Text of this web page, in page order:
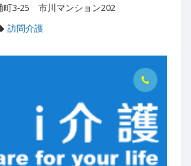
町3-25 市川マンション202
訪問介護